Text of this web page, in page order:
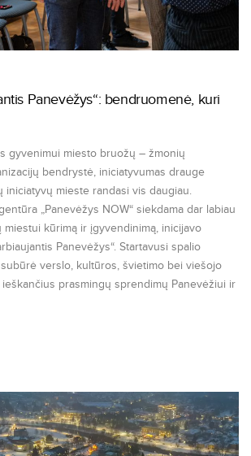
Panevėžys“: bendruomenė, kuri
gyvenimui miesto bruožų – žmonių
bendrystė, iniciatyvumas drauge
iniciatyvų mieste randasi vis daugiau.
„Panevėžys NOW“ siekdama dar labiau
kūrimą ir įgyvendinimą, inicijavo
Panevėžys“. Startavusi spalio
verslo, kultūros, švietimo bei viešojo
prasmingų sprendimų Panevėžiui ir